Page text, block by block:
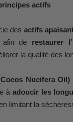
actifs
desactifs
afin de restaurer
la qualité des
Nucifera Oil)
à adoucir les
limitant la